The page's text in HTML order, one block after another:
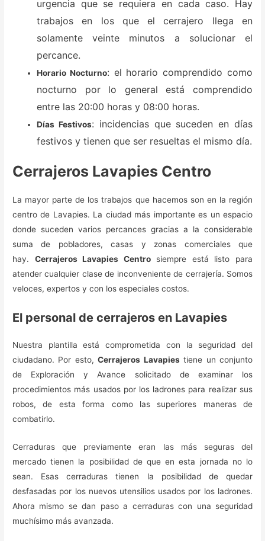
urgencia que se requiera en cada caso. Hay
trabajos en los que el cerrajero llega en
solamente veinte minutos a solucionar el
percance.
Horario Nocturno: el horario comprendido como
nocturno por lo general está comprendido
entre las 20:00 horas y 08:00 horas.
Días Festivos: incidencias que suceden en días
festivos y tienen que ser resueltas el mismo día.
Cerrajeros Lavapies Centro
La mayor parte de los trabajos que hacemos son en la región
centro de Lavapies. La ciudad más importante es un espacio
donde suceden varios percances gracias a la considerable
suma de pobladores, casas y zonas comerciales que
hay. Cerrajeros Lavapies Centrosiempre está listo para
atender cualquier clase de inconveniente de cerrajería. Somos
veloces, expertos y con los especiales costos.
El personal de cerrajeros en Lavapies
Nuestra plantilla está comprometida con la seguridad del
ciudadano. Por esto,Cerrajeros Lavapiestiene un conjunto
de Exploración y Avance solicitado de examinar los
procedimientos más usados por los ladrones para realizar sus
robos, de esta forma como las superiores maneras de
combatirlo.
Cerraduras que previamente eran las más seguras del
mercado tienen la posibilidad de que en esta jornada no lo
sean. Esas cerraduras tienen la posibilidad de quedar
desfasadas por los nuevos utensilios usados por los ladrones.
Ahora mismo se dan paso a cerraduras con una seguridad
muchísimo más avanzada.